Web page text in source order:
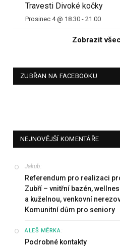
Travesti Divoké kočky
Prosinec 4 @ 18.30 - 21.00
Zobrazit
ZUBŘAN NA FACEBOOKU
NEJNOVĚJŠÍ KOMENTÁŘE
Jakub:
Referendum pro realizaci
Zubří – vnitřní bazén,
a kuželnou, venkovní
Komunitní dům pro seniory
ALEŠ MĚRKA :
Podrobné kontakty